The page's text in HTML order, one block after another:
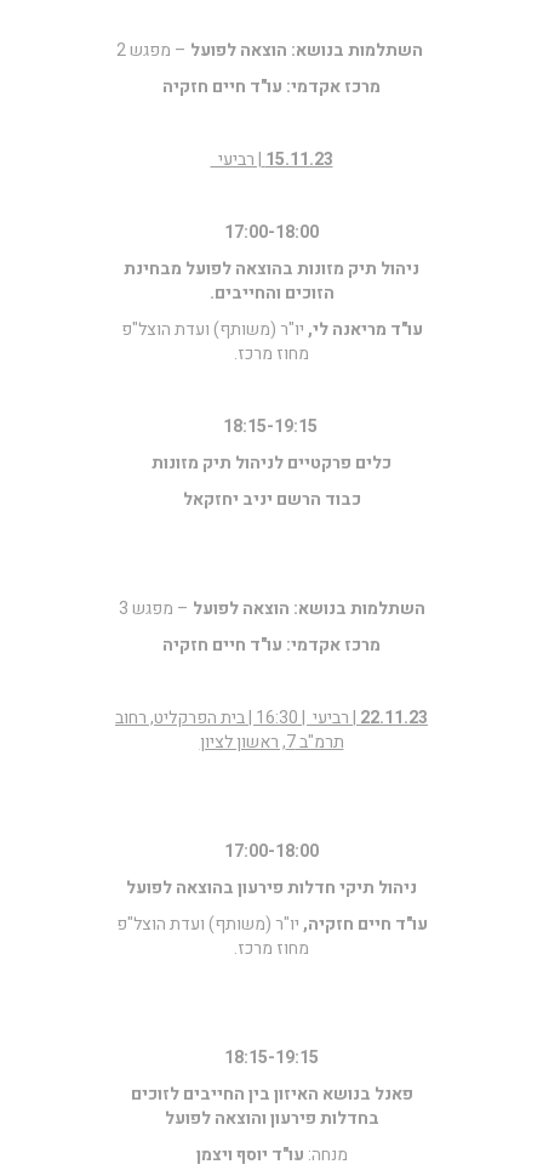
השתלמות בנושא: הוצאה לפועל – מפגש 2
מרכז אקדמי: עו"ד חיים חזקיה
15.11.23 | רביעי
17:00-18:00
ניהול תיק מזונות בהוצאה לפועל מבחינת
הזוכים והחייבים.
עו"ד מריאנה לי, יו"ר (משותף) ועדת הוצל"פ
מחוז מרכז.
18:15-19:15
כלים פרקטיים לניהול תיק מזונות
כבוד הרשם יניב יחזקאל
השתלמות בנושא: הוצאה לפועל – מפגש 3
מרכז אקדמי: עו"ד חיים חזקיה
22.11.23
| רביעי | 16:30 | בית הפרקליט, רחוב
תרמ"ב 7, ראשון לציון
17:00-18:00
ניהול תיקי חדלות פירעון בהוצאה לפועל
עו"ד חיים חזקיה, יו"ר (משותף) ועדת הוצל"פ
מחוז מרכז.
18:15-19:15
פאנל בנושא האיזון בין החייבים לזוכים
בחדלות פירעון והוצאה לפועל
מנחה: עו"ד יוסף ויצמן